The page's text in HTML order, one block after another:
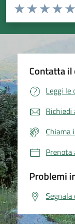
Valuta da 1 a 5 stelle
Valuta
Valuta 3
Valuta 2 stelle
Valuta 1 stelle su
Contatta
Leggi le
Richiedi
Chiama
Problemi